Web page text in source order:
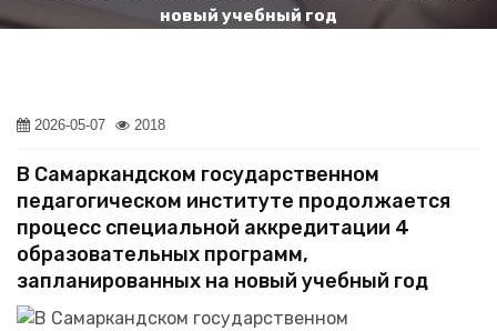
новый учебный год
2026-05-07 2018
В Самаркандском государственном
педагогическом институте продолжается
процесс специальной аккредитации 4
образовательных программ,
запланированных на новый учебный год